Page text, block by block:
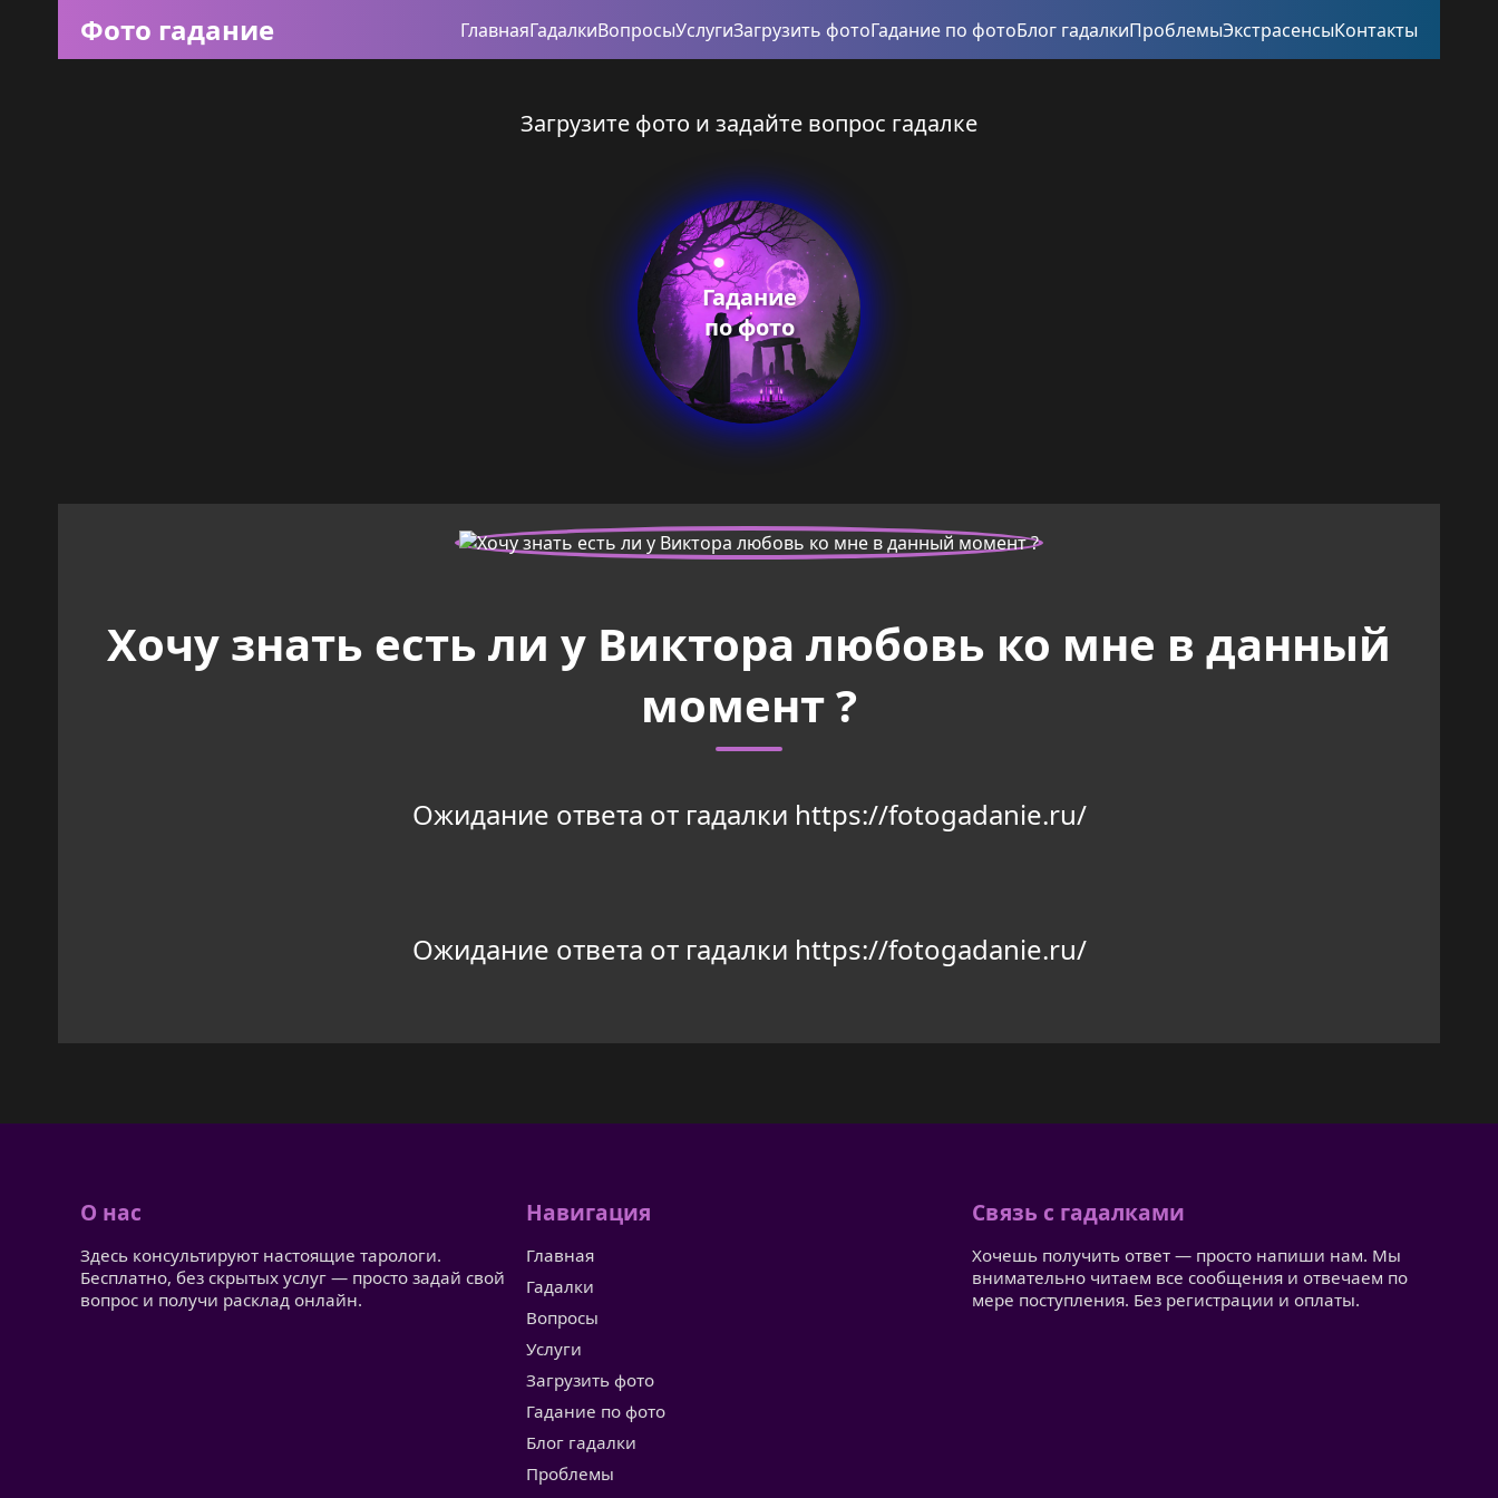
Фото гадание ГлавнаяГадалкиВопросыУслугиЗагрузить фотоГадание по фотоБлог гадалкиПроблемыЭкстрасенсыКонтакты
Загрузите фото и задайте вопрос гадалке
Гадание
по фото
Хочу знать есть ли у Виктора любовь ко мне в данный
момент ?
Ожидание ответа от гадалки https://fotogadanie.ru/
Ожидание ответа от гадалки https://fotogadanie.ru/
О нас
Здесь консультируют настоящие тарологи.
Бесплатно, без скрытых услуг — просто задай свой
вопрос и получи расклад онлайн.
Навигация
Главная
Гадалки
Вопросы
Услуги
Загрузить фото
Гадание по фото
Блог гадалки
Проблемы
Связь с гадалками
Хочешь получить ответ — просто напиши нам. Мы
внимательно читаем все сообщения и отвечаем по
мере поступления. Без регистрации и оплаты.